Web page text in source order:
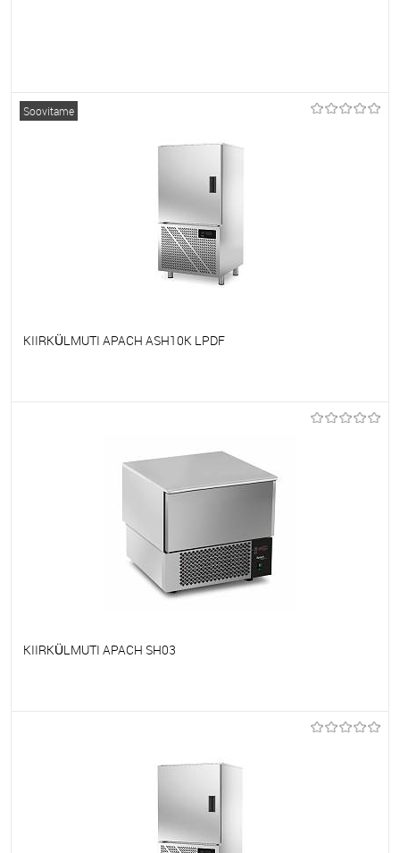
Et lemmikutele
Soovitame
KIIRKÜLMUTI APACH ASH10K LPDF
KIIRKÜLMUTI APACH SH03